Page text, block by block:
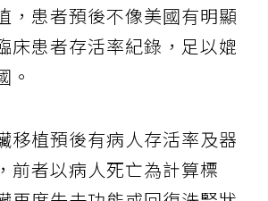
，患者預後不像美國有明顯
床患者存活率紀錄，足以媲
。
移植預後有病人存活率及器
前者以病人死亡為計算標